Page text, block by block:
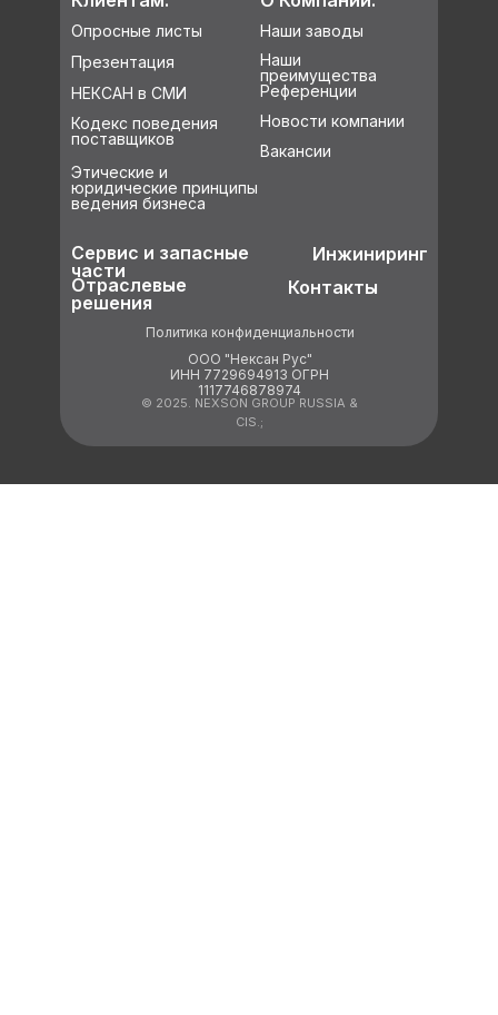
Политика конфиденциальности
Вакансии
Новости компании
Отраслевые
решения
Инжиниринг
Сервис и запасные
части
Контакты
Этические и
юридические принципы
ведения бизнеса
Кодекс поведения
поставщиков
НЕКСАН в СМИ
Презентация
Опросные листы
Наши заводы
Наши
преимущества
Референции
ООО "Нексан Рус"
ИНН 7729694913 ОГРН
1117746878974
© 2025. NEXSON GROUP RUSSIA &
CIS.;